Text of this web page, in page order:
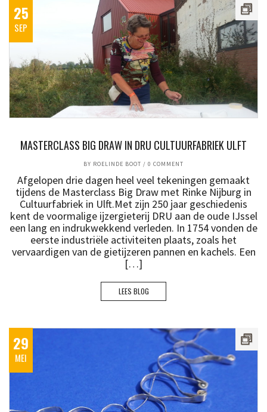
25
SEP
MASTERCLASS BIG DRAW IN DRU CULTUURFABRIEK ULFT
BY ROELINDE BOOT / 0 COMMENT
Afgelopen drie dagen heel veel tekeningen gemaakt
tijdens de Masterclass Big Draw met Rinke Nijburg in
Cultuurfabriek in Ulft.Met zijn 250 jaar geschiedenis
kent de voormalige ijzergieterij DRU aan de oude IJssel
een lang en indrukwekkend verleden. In 1754 vonden de
eerste industriële activiteiten plaats, zoals het
vervaardigen van de gietijzeren pannen en kachels. Een
[…]
LEES BLOG
29
MEI